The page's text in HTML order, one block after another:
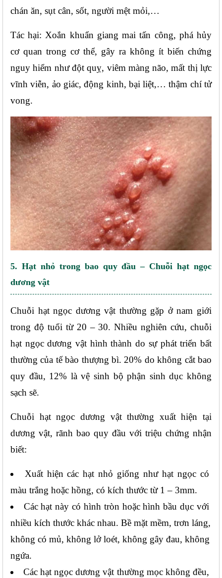
chán ăn, sụt cân, sốt, người mệt mỏi,…
Tác hại: Xoắn khuẩn giang mai tấn công, phá hủy
cơ quan trong cơ thể, gây ra không ít biến chứng
nguy hiểm như đột quỵ, viêm màng não, mất thị lực
vĩnh viễn, ảo giác, động kinh, bại liệt,… thậm chí tử
vong.
5. Hạt nhỏ trong bao quy đầu – Chuỗi hạt ngọc
dương vật
Chuỗi hạt ngọc dương vật thường gặp ở nam giới
trong độ tuổi từ 20 – 30. Nhiều nghiên cứu, chuỗi
hạt ngọc dương vật hình thành do sự phát triển bất
thường của tế bào thượng bì. 20% do không cắt bao
quy đầu, 12% là vệ sinh bộ phận sinh dục không
sạch sẽ.
Chuỗi hạt ngọc dương vật thường xuất hiện tại
dương vật, rãnh bao quy đầu với triệu chứng nhận
biết:
Xuất hiện các hạt nhỏ giống như hạt ngọc có
màu trắng hoặc hồng, có kích thước từ 1 – 3mm.
Các hạt này có hình tròn hoặc hình bầu dục với
nhiều kích thước khác nhau. Bề mặt mềm, trơn láng,
không có mủ, không lở loét, không gây đau, không
ngứa.
Các hạt ngọc dương vật thường mọc không đều,